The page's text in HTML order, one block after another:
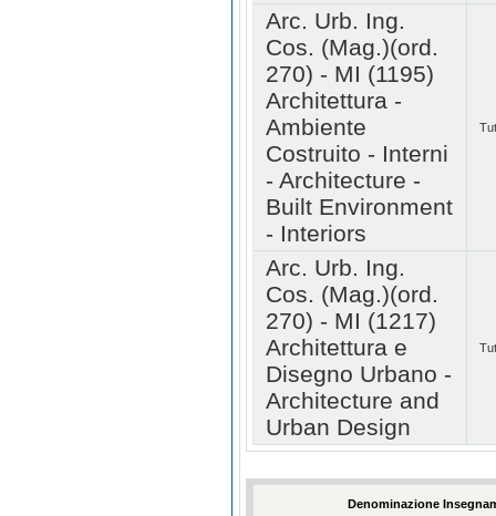
Arc. Urb. Ing.
Cos. (Mag.)(ord.
270) - MI (1195)
Architettura -
Ambiente
Costruito - Interni
- Architecture -
Built Environment
- Interiors
Arc. Urb. Ing.
Cos. (Mag.)(ord.
270) - MI (1217)
Architettura e
Disegno Urbano -
Architecture and
Urban Design
Denominazione